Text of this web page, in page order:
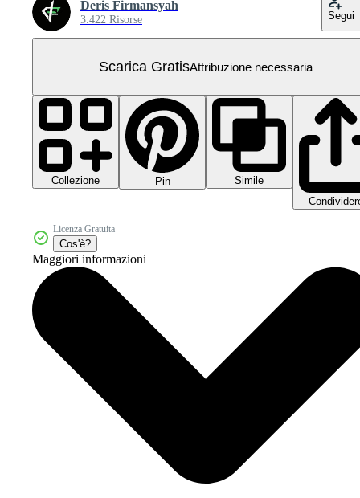
Deris Firmansyah
3.422 Risorse Segui
Scarica GratisAttribuzione necessaria
Collezione Pin
Simile
Licenza Gratuita
Cos'è?
Maggiori informazioni